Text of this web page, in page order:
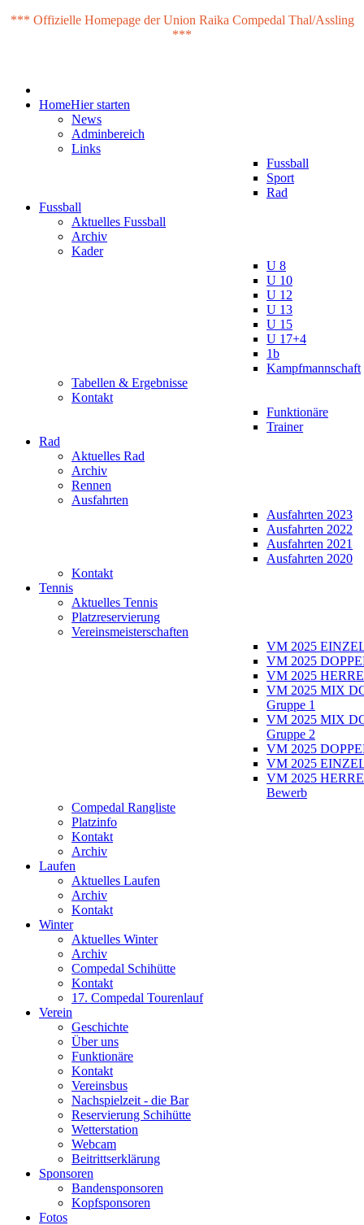
*** Offizielle Homepage der Union Raika Compedal Thal/Assling
***
HomeHier starten
News
Adminbereich
Links
Fussball
Sport
Rad
Fussball
Aktuelles Fussball
Archiv
Kader
U 8
U 10
U 12
U 13
U 15
U 17+4
1b
Kampfmannschaft
Tabellen & Ergebnisse
Kontakt
Funktionäre
Trainer
Rad
Aktuelles Rad
Archiv
Rennen
Ausfahrten
Ausfahrten 2023
Ausfahrten 2022
Ausfahrten 2021
Ausfahrten 2020
Kontakt
Tennis
Aktuelles Tennis
Platzreservierung
Vereinsmeisterschaften
VM 2025
VM 2025
VM 2025
VM 2025 MIX
Gruppe 1
VM 2025 MIX
Gruppe 2
VM 2025
VM 2025
VM 2025
Bewerb
Compedal Rangliste
Platzinfo
Kontakt
Archiv
Laufen
Aktuelles Laufen
Archiv
Kontakt
Winter
Aktuelles Winter
Archiv
Compedal Schihütte
Kontakt
17. Compedal Tourenlauf
Verein
Geschichte
Über uns
Funktionäre
Kontakt
Vereinsbus
Nachspielzeit - die Bar
Reservierung Schihütte
Wetterstation
Webcam
Beitrittserklärung
Sponsoren
Bandensponsoren
Kopfsponsoren
Fotos